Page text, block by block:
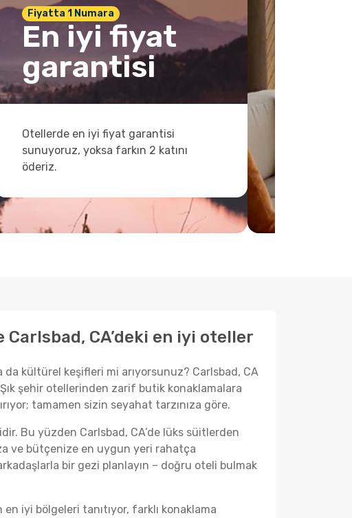
Fiyatta 1 Numara
En iyi fiyat
garantisi
Otellerde en iyi fiyat garantisi
sunuyoruz, yoksa farkın 2 katını
öderiz.
CA’deki en iyi oteller
da kültürel keşifleri mi arıyorsunuz? Carlsbad, CA
şehir otellerinden zarif butik konaklamalara
tamamen sizin seyahat tarzınıza göre.
Bu yüzden Carlsbad, CA’de lüks süitlerden
ve bütçenize en uygun yeri rahatça
bir gezi planlayın – doğru oteli bulmak
iyi bölgeleri tanıtıyor, farklı konaklama